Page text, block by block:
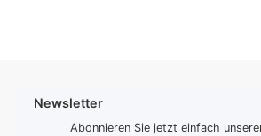
Newsletter
Abonnieren Sie jetzt einfach